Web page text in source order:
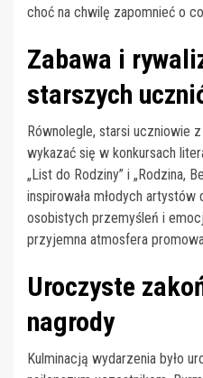
choć na chwilę zapomnieć o
Zabawa i
starszych
Równolegle, starsi uczniowie
wykazać się w konkursach
„List do Rodziny” i „Rodzina,
inspirowała młodych
osobistych przemyśleń i
przyjemna atmosfera
Uroczyste
nagrody
Kulminacją wydarzenia było